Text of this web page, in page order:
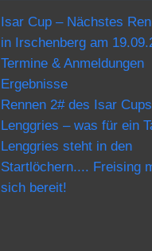
Isar Cup – Nächstes
in Irschenberg am
Termine & Anmeldungen
Ergebnisse
Rennen 2# des Isar
Lenggries – was für ein
Lenggries steht in den
Startlöchern.... Freising
sich bereit!